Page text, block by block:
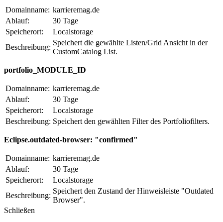
Domainname: karrieremag.de
Ablauf:
30 Tage
Speicherort:
Localstorage
Beschreibung:
Speichert die gewählte Listen/Grid Ansicht in der
CustomCatalog List.
portfolio_MODULE_ID
Domainname: karrieremag.de
Ablauf:
30 Tage
Speicherort:
Localstorage
Beschreibung: Speichert den gewählten Filter des Portfoliofilters.
Eclipse.outdated-browser: "confirmed"
Domainname: karrieremag.de
Ablauf:
30 Tage
Speicherort:
Localstorage
Beschreibung:
Speichert den Zustand der Hinweisleiste "Outdated
Browser".
Schließen